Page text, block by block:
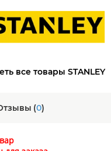
все товары STANLEY
(0)